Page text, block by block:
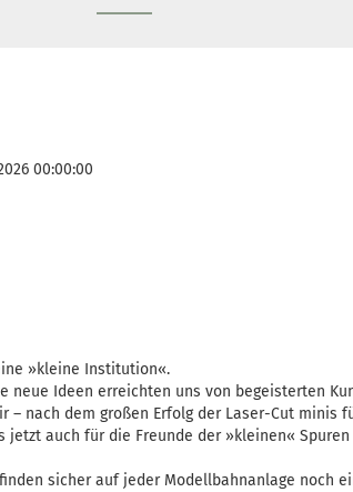
00:00:00
»kleine Institution«.
neue Ideen erreichten uns von begeisterten
– nach dem großen Erfolg der Laser-Cut minis
jetzt auch für die Freunde der »kleinen«
sicher auf jeder Modellbahnanlage noch